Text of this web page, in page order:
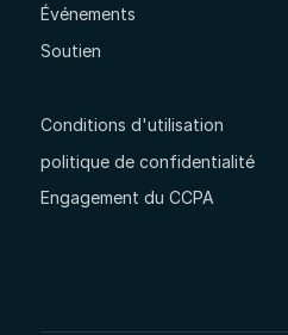
Événements
Soutien
Conditions d'utilisation
politique de confidentialité
Engagement du CCPA